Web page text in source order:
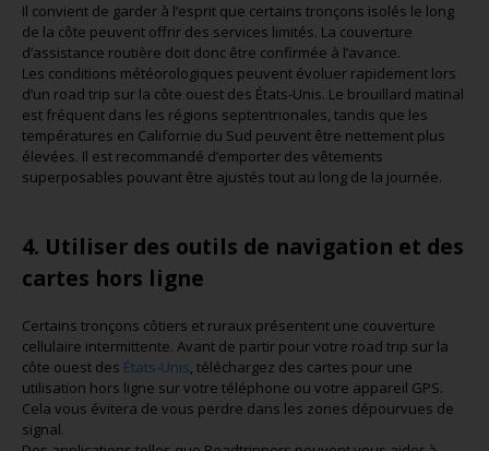
Il convient de garder à l’esprit que certains tronçons isolés le long
de la côte peuvent offrir des services limités. La couverture
d’assistance routière doit donc être confirmée à l’avance.
Les conditions météorologiques peuvent évoluer rapidement lors
d’un road trip sur la côte ouest des États-Unis. Le brouillard matinal
est fréquent dans les régions septentrionales, tandis que les
températures en Californie du Sud peuvent être nettement plus
élevées. Il est recommandé d’emporter des vêtements
superposables pouvant être ajustés tout au long de la journée.
4. Utiliser des outils de navigation et des
cartes hors ligne
Certains tronçons côtiers et ruraux présentent une couverture
cellulaire intermittente. Avant de partir pour votre road trip sur la
côte ouest des États-Unis, téléchargez des cartes pour une
utilisation hors ligne sur votre téléphone ou votre appareil GPS.
Cela vous évitera de vous perdre dans les zones dépourvues de
signal.